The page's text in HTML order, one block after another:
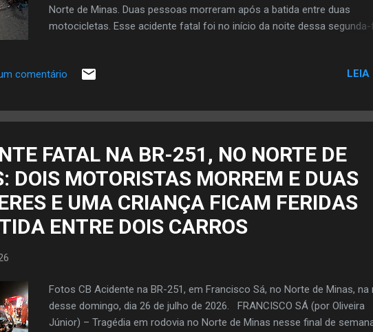
Norte de Minas. Duas pessoas morreram após a batida entre duas
motocicletas. Esse acidente fatal foi no início da noite dessa segunda-
motocicletas transitavam pela LMG-633, estrada que liga o distrito de
Manga à cidade de Janaúba passando pelas cidades de Matias
Jaíba e Verdelândia. Com o impacto da batida entre as duas
para fora da rodovia. Uma das motos ficou na pista e a outra na
estrada. A polícia colheu informações acerca dess...
comentário LEIA
FATAL NA BR-251, NO NORTE DE
DOIS MOTORISTAS MORREM E DUAS
E UMA CRIANÇA FICAM FERIDAS
ENTRE DOIS CARROS
Fotos CB Acidente na BR-251, em Francisco Sá, no Norte de Minas, na
desse domingo, dia 26 de julho de 2026. FRANCISCO SÁ (por Oliveira
Júnior) – Tragédia em rodovia no Norte de Minas nesse final de